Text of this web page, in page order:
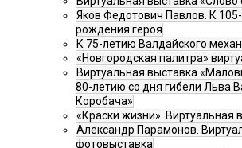
Яков Федотович Павлов. К
рождения героя
К 75-летию Валдайского
«Новгородская палитра»
Виртуальная выставка
80-летию со дня гибели Льва
Коробача»
«Краски жизни». Виртуальная
Александр Парамонов.
фотовыставка